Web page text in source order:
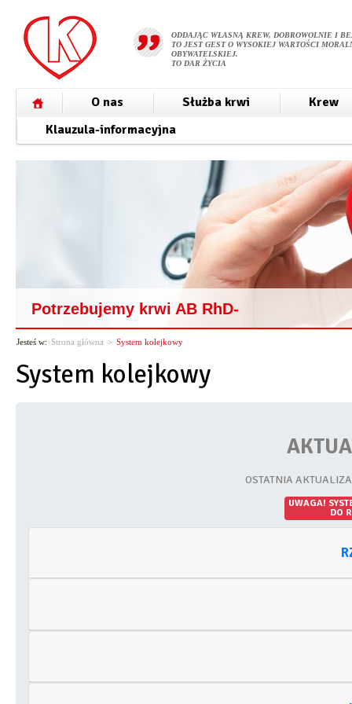
ODDAJĄC WŁASNĄ KREW, DOBROWOLNIE I
TO JEST GEST O WYSOKIEJ WARTOŚCI
OBYWATELSKIEJ.
TO DAR ŻYCIA
O nas Służba krwi
Krew
Klauzula-informacyjna
Potrzebujemy krwi AB RhD-
Jesteś w: Strona główna > System kolejkowy
System kolejkowy
OSTATNIA
UWAGA!
DO